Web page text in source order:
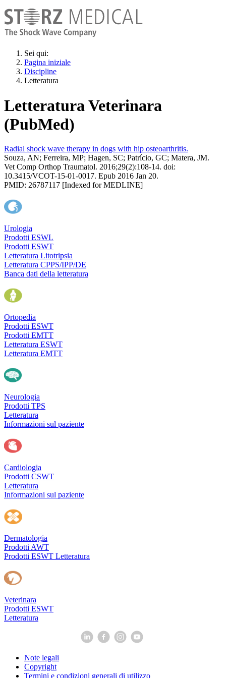
Sei qui:
Pagina iniziale
Discipline
Letteratura
Letteratura Veterinara
(PubMed)
Radial shock wave therapy in dogs with hip osteoarthritis.
Souza, AN; Ferreira, MP; Hagen, SC; Patrício, GC; Matera, JM.
Vet Comp Orthop Traumatol. 2016;29(2):108-14. doi:
10.3415/VCOT-15-01-0017. Epub 2016 Jan 20.
PMID: 26787117 [Indexed for MEDLINE]
Urologia
Prodotti ESWL
Prodotti ESWT
Letteratura Litotripsia
Letteratura CPPS/IPP/DE
Banca dati della letteratura
Ortopedia
Prodotti ESWT
Prodotti EMTT
Letteratura ESWT
Letteratura EMTT
Neurologia
Prodotti TPS
Letteratura
Informazioni sul paziente
Cardiologia
Prodotti CSWT
Letteratura
Informazioni sul paziente
Dermatologia
Prodotti AWT
Prodotti ESWT Letteratura
Veterinara
Prodotti ESWT
Letteratura
Note legali
Copyright
Termini e condizioni generali di utilizzo